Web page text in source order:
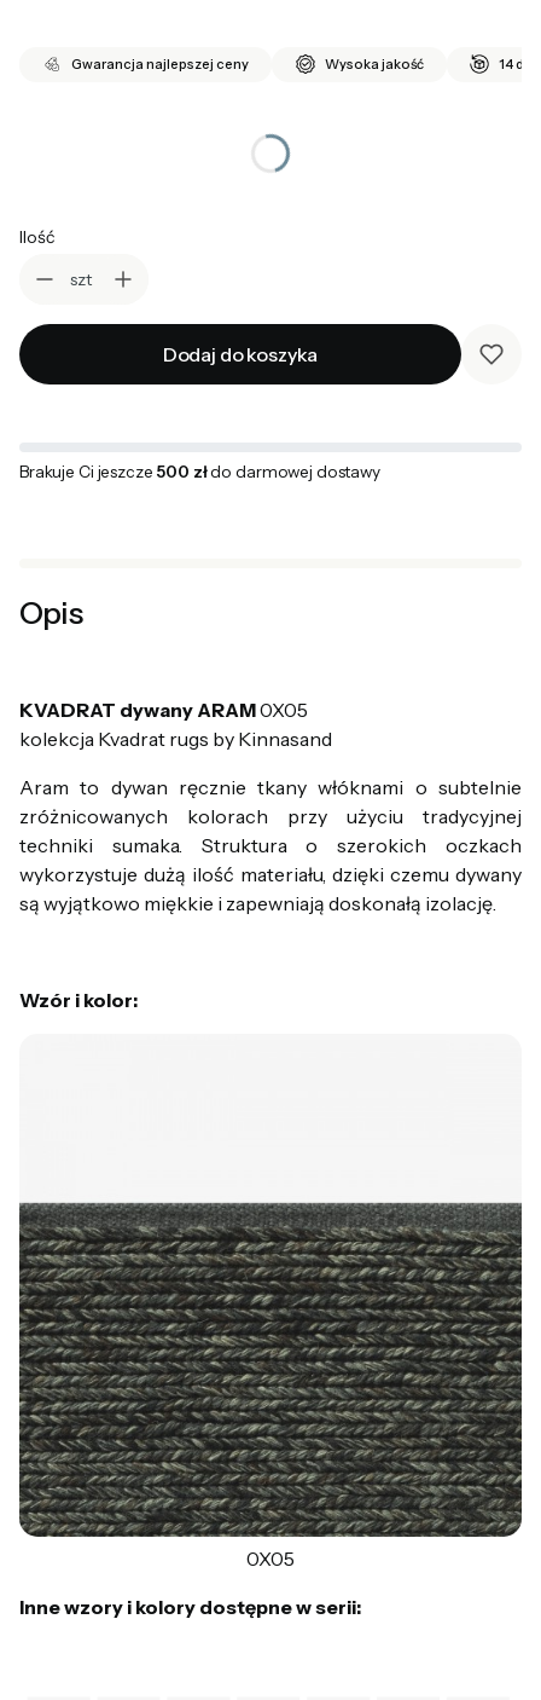
Gwarancja najlepszej ceny Wysoka jakość 14 dni
Ilość
szt
Dodaj do koszyka
Brakuje Ci jeszcze 500 złdo darmowej dostawy
Opis
KVADRAT dywany ARAM0X05
kolekcja Kvadrat rugs by Kinnasand
Aram to dywan ręcznie tkany włóknami o subtelnie
zróżnicowanych kolorach przy użyciu tradycyjnej
techniki sumaka. Struktura o szerokich oczkach
wykorzystuje dużą ilość materiału, dzięki czemu dywany
są wyjątkowo miękkie i zapewniają doskonałą izolację.
Wzór i kolor:
0X05
Inne wzory i kolory dostępne w serii: